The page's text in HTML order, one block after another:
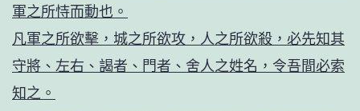
軍之所恃而動也。
凡軍之所欲擊，城之所欲攻，人之所欲殺，必先知其
守將、左右、謁者、門者、舍人之姓名，令吾間必索
知之。